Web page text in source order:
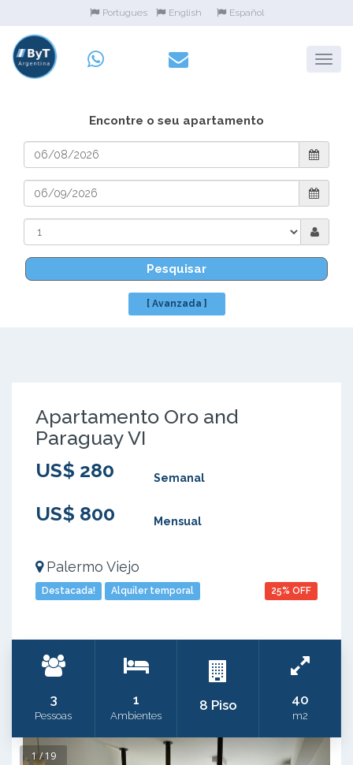
Portugues English Español
Encontre o seu apartamento
Pesquisar
[ Avanzada ]
Apartamento Oro and
Paraguay VI
US$ 280
Semanal
US$ 800 Mensual
Palermo Viejo
Destacada! Alquiler temporal 25% OFF
3
Pessoas
1
Ambientes
8 Piso 40
m2
1 / 19